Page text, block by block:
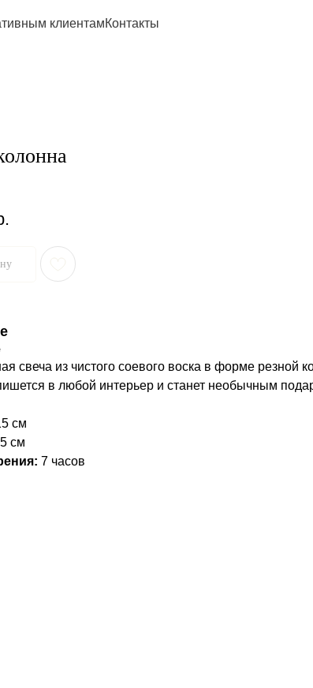
клиентамКонтакты
свеча из чистого соевого воска в форме резной
в любой интерьер и станет необычным
см
5 см
7 часов